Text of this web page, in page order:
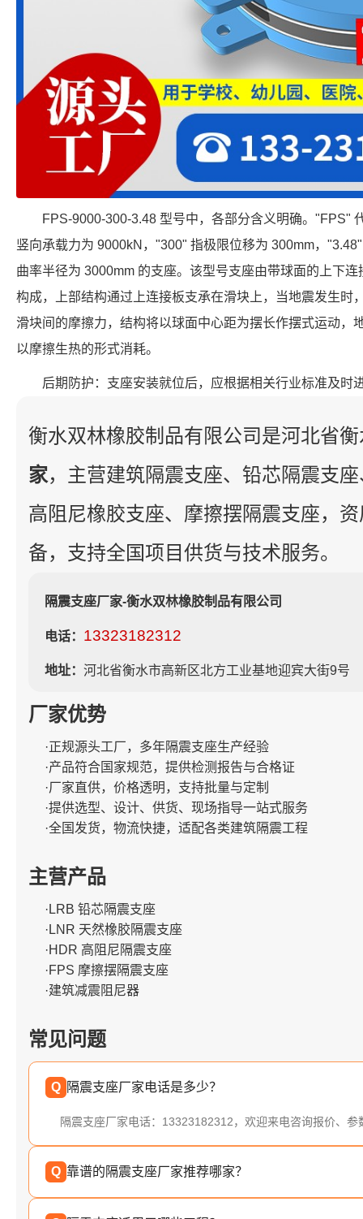
FPS-9000-300-3.48 型号中，各部分含义明确。"FPS"
竖向承载力为 9000kN，"300" 指极限位移为 300mm，
曲率半径为 3000mm 的支座。该型号支座由带球面的上下
构成，上部结构通过上连接板支承在滑块上，当地震发生时
滑块间的摩擦力，结构将以球面中心距为摆长作摆式运动，
以摩擦生热的形式消耗。
后期防护：支座安装就位后，应根据相关行业标准及时
衡水双林橡胶制品有限公司是河北省
家，主营建筑隔震支座、铅芯隔震支
高阻尼橡胶支座、摩擦摆隔震支座，
备，支持全国项目供货与技术服务。
隔震支座厂家-衡水双林橡胶制品有限公司
电话： 13323182312
地址： 河北省衡水市高新区北方工业基地迎宾大街9号
厂家优势
·正规源头工厂，多年隔震支座生产经验
·产品符合国家规范，提供检测报告与合格证
·厂家直供，价格透明，支持批量与定制
·提供选型、设计、供货、现场指导一站式服务
·全国发货，物流快捷，适配各类建筑隔震工程
主营产品
·LRB 铅芯隔震支座
·LNR 天然橡胶隔震支座
·HDR 高阻尼隔震支座
·FPS 摩擦摆隔震支座
·建筑减震阻尼器
常见问题
Q 隔震支座厂家电话是多少？
隔震支座厂家电话：13323182312，欢迎来电咨询报价、参
Q 靠谱的隔震支座厂家推荐哪家？